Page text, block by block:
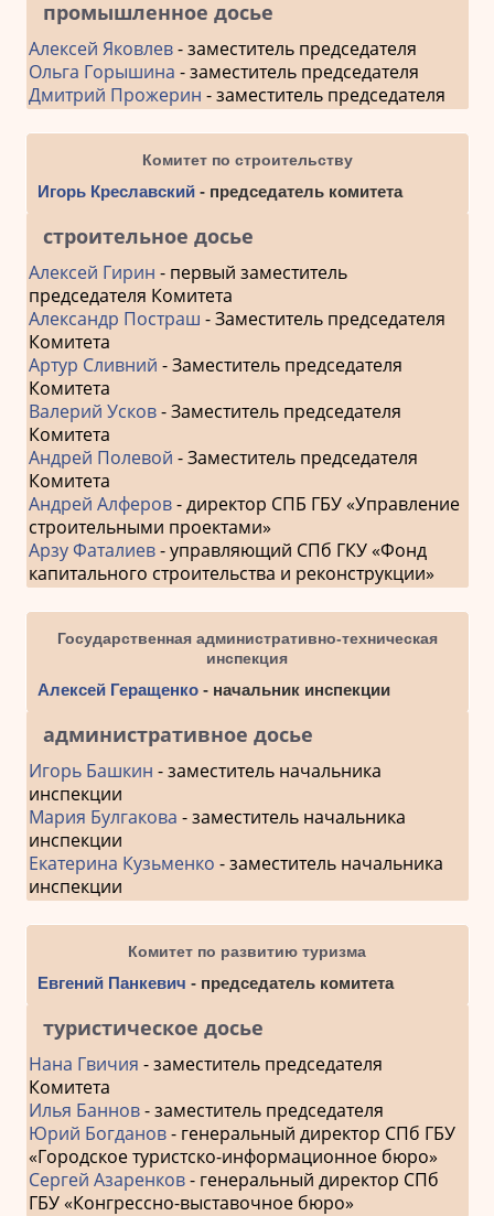
промышленное досье
Алексей Яковлев- заместитель председателя
Ольга Горышина - заместитель председателя
Дмитрий Прожерин - заместитель председателя
Комитет по строительству
Игорь Креславский - председатель комитета
строительное досье
Алексей Гирин - первый заместитель
председателя Комитета
Александр Постраш - Заместитель председателя
Комитета
Артур Сливний - Заместитель председателя
Комитета
Валерий Усков- Заместитель председателя
Комитета
Андрей Полевой - Заместитель председателя
Комитета
Андрей Алферов- директор СПБ ГБУ «Управление
строительными проектами»
Арзу Фаталиев- управляющий СПб ГКУ «Фонд
капитального строительства и реконструкции»
Государственная административно-техническая
инспекция
Алексей Геращенко- начальник инспекции
административное досье
Игорь Башкин - заместитель начальника
инспекции
Мария Булгакова - заместитель начальника
инспекции
Екатерина Кузьменко - заместитель начальника
инспекции
Комитет по развитию туризма
Евгений Панкевич - председатель комитета
туристическое досье
Нана Гвичия - заместитель председателя
Комитета
Илья Баннов- заместитель председателя
Юрий Богданов- генеральный директор СПб ГБУ
«Городское туристско-информационное бюро»
Сергей Азаренков- генеральный директор СПб
ГБУ «Конгрессно-выставочное бюро»